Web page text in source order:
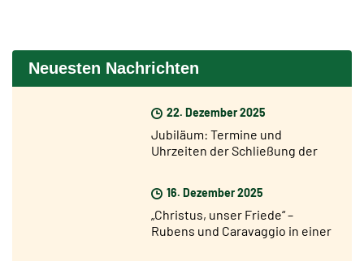
Neuesten Nachrichten
22. Dezember 2025
Jubiläum: Termine und
Uhrzeiten der Schließung der
16. Dezember 2025
„Christus, unser Friede“ –
Rubens und Caravaggio in einer